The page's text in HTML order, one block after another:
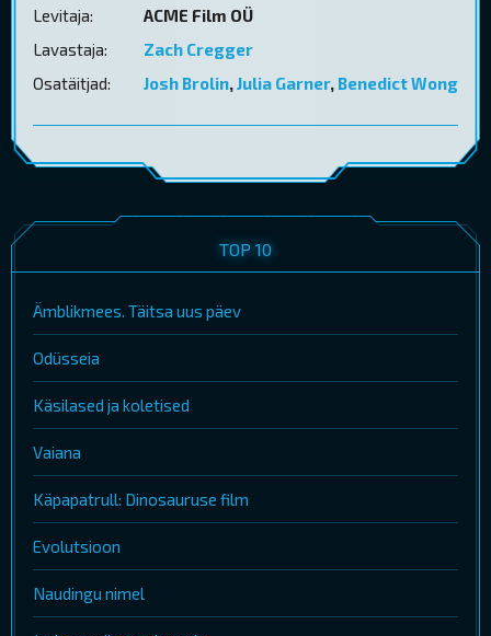
Levitaja:
ACME Film OÜ
Lavastaja:
Zach Cregger
Osatäitjad:
Josh Brolin,Julia Garner,Benedict Wong
TOP 10
Ämblikmees. Täitsa uus päev
Odüsseia
Käsilased ja koletised
Vaiana
Käpapatrull: Dinosauruse film
Evolutsioon
Naudingu nimel